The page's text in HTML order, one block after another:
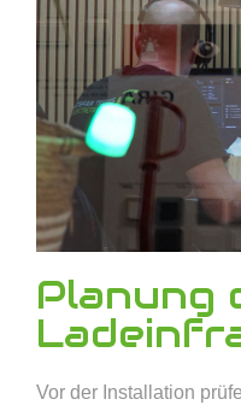
Planung
Vor der Installation